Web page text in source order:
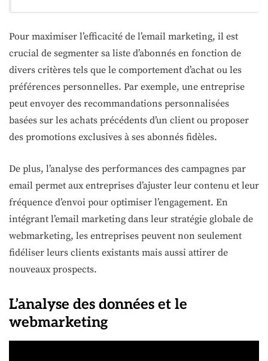
Pour maximiser l’efficacité de l’email marketing, il est
crucial de segmenter sa liste d’abonnés en fonction de
divers critères tels que le comportement d’achat ou les
préférences personnelles. Par exemple, une entreprise
peut envoyer des recommandations personnalisées
basées sur les achats précédents d’un client ou proposer
des promotions exclusives à ses abonnés fidèles.
De plus, l’analyse des performances des campagnes par
email permet aux entreprises d’ajuster leur contenu et leur
fréquence d’envoi pour optimiser l’engagement. En
intégrant l’email marketing dans leur stratégie globale de
webmarketing, les entreprises peuvent non seulement
fidéliser leurs clients existants mais aussi attirer de
nouveaux prospects.
L’analyse des données et le
webmarketing